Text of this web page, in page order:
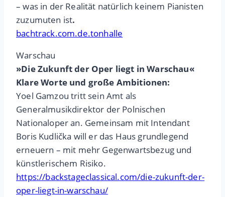
– was in der Realität natürlich keinem Pianisten
zuzumuten ist.
bachtrack.com.de.tonhalle
Warschau
»Die Zukunft der Oper liegt in Warschau«
Klare Worte und große Ambitionen:
Yoel Gamzou tritt sein Amt als
Generalmusikdirektor der Polnischen
Nationaloper an. Gemeinsam mit Intendant
Boris Kudlička will er das Haus grundlegend
erneuern – mit mehr Gegenwartsbezug und
künstlerischem Risiko.
https://backstageclassical.com/die-zukunft-der-
oper-liegt-in-warschau/